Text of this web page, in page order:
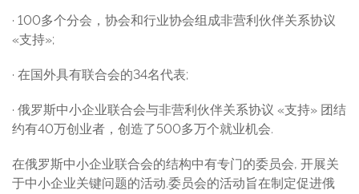
· 100多个分会，协会和行业协会组成非营利伙伴关系协议
«支持»;
· 在国外具有联合会的34名代表;
· 俄罗斯中小企业联合会与非营利伙伴关系协议 «支持» 团结
约有40万创业者，创造了500多万个就业机会.
在俄罗斯中小企业联合会的结构中有专门的委员会, 开展关
于中小企业关键问题的活动.委员会的活动旨在制定促进俄